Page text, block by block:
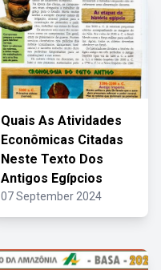
Quais As Atividades
Econômicas Citadas
Neste Texto Dos
Antigos Egípcios
07 September 2024